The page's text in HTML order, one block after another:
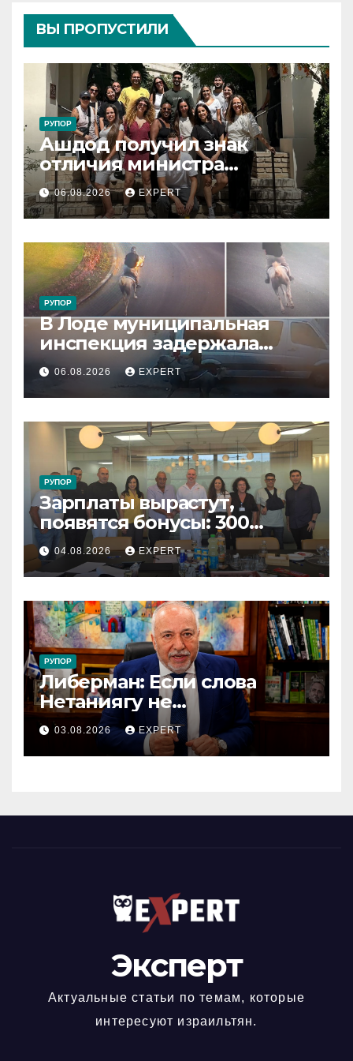
ВЫ ПРОПУСТИЛИ
РУПОР
Ашдод получил знак
отличия министра
обороны за поддержку
резервистов
06.08.2026 EXPERT
РУПОР
В Лоде муниципальная
инспекция задержала
подростка, устроившего
опасную скачку на лошади
по улицам города
06.08.2026 EXPERT
РУПОР
Зарплаты вырастут,
появятся бонусы: 300
сотрудников «Штраус»
получили новый
коллективный договор
04.08.2026 EXPERT
РУПОР
Либерман: Если слова
Нетаниягу не
предвыборный трюк, пусть
докажет это делом
03.08.2026 EXPERT
Эксперт
Актуальные статьи по темам, которые
интересуют израильтян.